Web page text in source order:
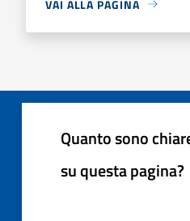
VAI ALLA PAGINA
Quanto sono
su questa pagina?